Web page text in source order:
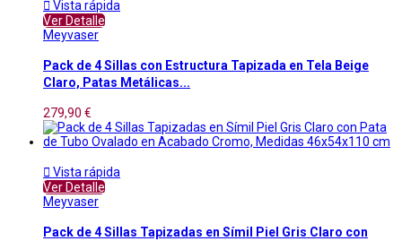
 Vista rápida
Ver Detalle
Meyvaser
Pack de 4 Sillas con Estructura Tapizada en Tela Beige
Claro, Patas Metálicas...
279,90 €
 Vista rápida
Ver Detalle
Meyvaser
Pack de 4 Sillas Tapizadas en Símil Piel Gris Claro con